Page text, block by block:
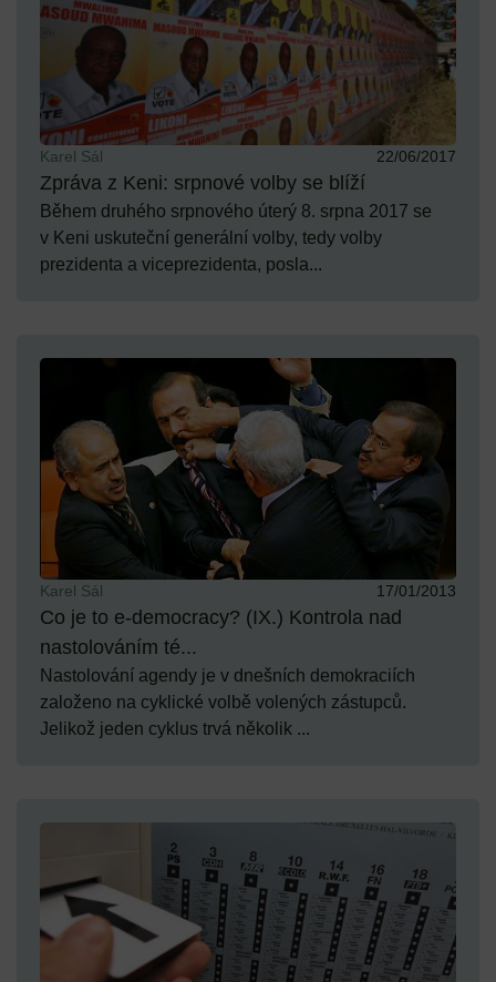
Karel Sál 22/06/2017
Zpráva z Keni: srpnové volby se blíží
Během druhého srpnového úterý 8. srpna 2017 se
v Keni uskuteční generální volby, tedy volby
prezidenta a viceprezidenta, posla...
Karel Sál 17/01/2013
Co je to e-democracy? (IX.) Kontrola nad
nastolováním té...
Nastolování agendy je v dnešních demokraciích
založeno na cyklické volbě volených zástupců.
Jelikož jeden cyklus trvá několik ...